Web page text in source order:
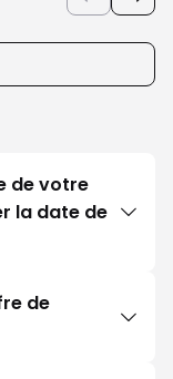
de votre
la date de
de